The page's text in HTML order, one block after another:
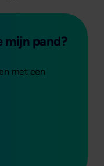
mijn pand?
met een